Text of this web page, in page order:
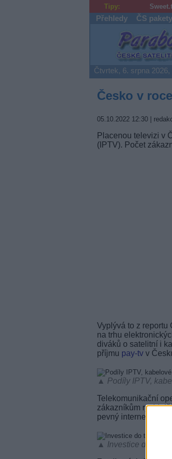
Tipy:
Přehledy ČS pakety
Čtvrtek, 6. srpna
Česko v
05.10.2022 12:30|
Placenou televizi v
(IPTV). Počet
Vyplývá to z reportu
na trhu
diváků o satelitní i
příjmu pay-tvv
▲ Podíly IPTV,
Telekomunikační
zákazníkům
pevný internet k
▲ Investice do